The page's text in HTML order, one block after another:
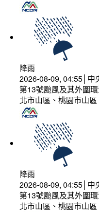
降雨
2026-08-09, 04:55│中
第13號颱風及其外圍
北市山區、桃園市山
降雨
2026-08-09, 04:55│中
第13號颱風及其外圍
北市山區、桃園市山